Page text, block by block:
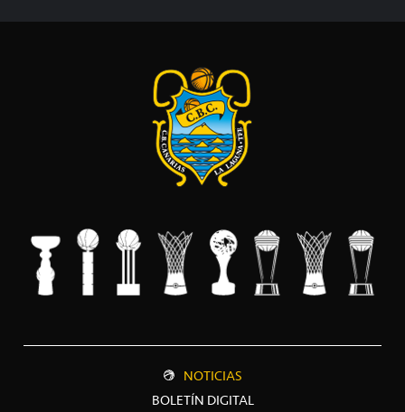
NOTICIAS
BOLETÍN DIGITAL